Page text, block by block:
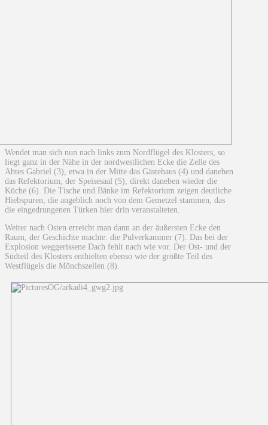
Wendet man sich nun nach links zum Nordflügel des Klosters, so
liegt ganz in der Nähe in der nordwestlichen Ecke die Zelle des
Abtes Gabriel (3), etwa in der Mitte das Gästehaus (4) und daneben
das Refektorium, der Speisesaal (5), direkt daneben wieder die
Küche (6). Die Tische und Bänke im Refektorium zeigen deutliche
Hiebspuren, die angeblich noch von dem Gemetzel stammen, das
die eingedrungenen Türken hier drin veranstalteten.
Weiter nach Osten erreicht man dann an der äußersten Ecke den
Raum, der Geschichte machte: die Pulverkammer (7). Das bei der
Explosion weggerissene Dach fehlt nach wie vor. Der Ost- und der
Südteil des Klosters enthielten ebenso wie der größte Teil des
Westflügels die Mönchszellen (8).